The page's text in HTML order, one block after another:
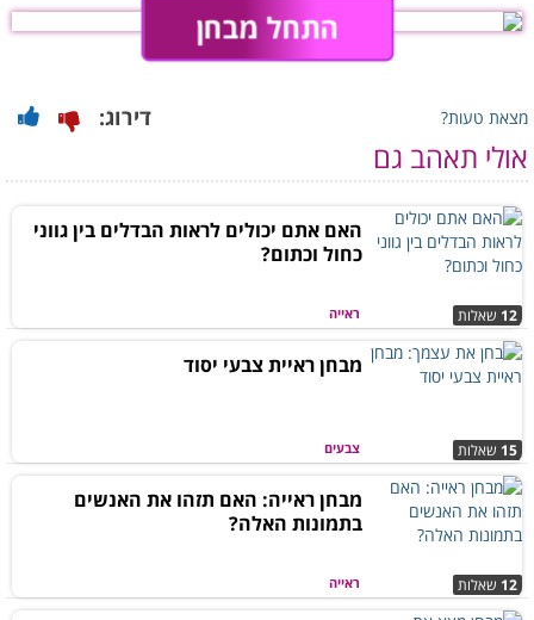
התחל מבחן
מצאת טעות? דירוג:
אולי תאהב גם
ראייה 12 שאלות
האם אתם יכולים לראות הבדלים בין גווני
כחול וכתום?
צבעים 15 שאלות
מבחן ראיית צבעי יסוד
ראייה 12 שאלות
מבחן ראייה: האם תזהו את האנשים
בתמונות האלה?